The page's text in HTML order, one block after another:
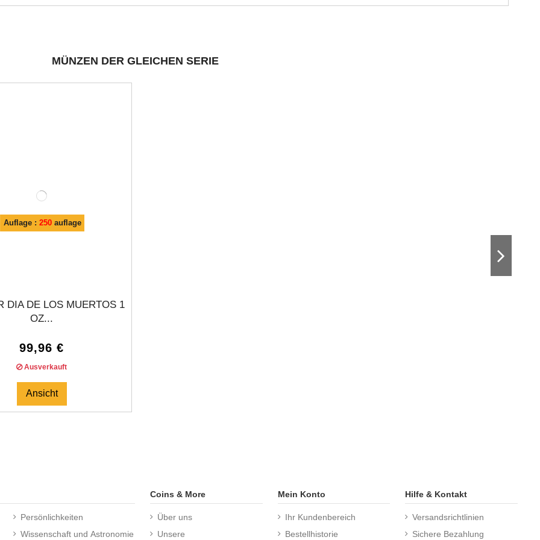
MÜNZEN DER GLEICHEN SERIE
Auflage : 250auflage
DIA DE LOS MUERTOS 1
OZ...
99,96 €
Ausverkauft
Ansicht
Persönlichkeiten
Wissenschaft und Astronomie
Coins & More
Über uns
Unsere
Mein Konto
Ihr Kundenbereich
Bestellhistorie
Hilfe & Kontakt
Versandsrichtlinien
Sichere Bezahlung